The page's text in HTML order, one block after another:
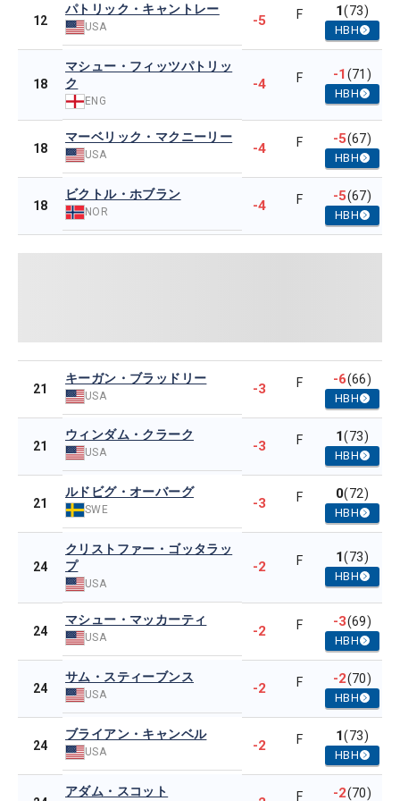
12
パトリック・キャントレー
USA -5 F 1(73)
HBH
18
マシュー・フィッツパトリッ
ク
ENG
-4 F -1(71)
HBH
18
マーベリック・マクニーリー
USA -4 F -5(67)
HBH
18
ビクトル・ホブラン
NOR -4 F -5(67)
HBH
21
キーガン・ブラッドリー
USA -3 F -6(66)
HBH
21
ウィンダム・クラーク
USA -3 F 1(73)
HBH
21
ルドビグ・オーバーグ
SWE -3 F 0(72)
HBH
24
クリストファー・ゴッタラッ
プ
USA
-2 F 1(73)
HBH
24
マシュー・マッカーティ
USA -2 F -3(69)
HBH
24
サム・スティーブンス
USA -2 F -2(70)
HBH
24
ブライアン・キャンベル
USA -2 F 1(73)
HBH
アダム・スコット F -2(70)